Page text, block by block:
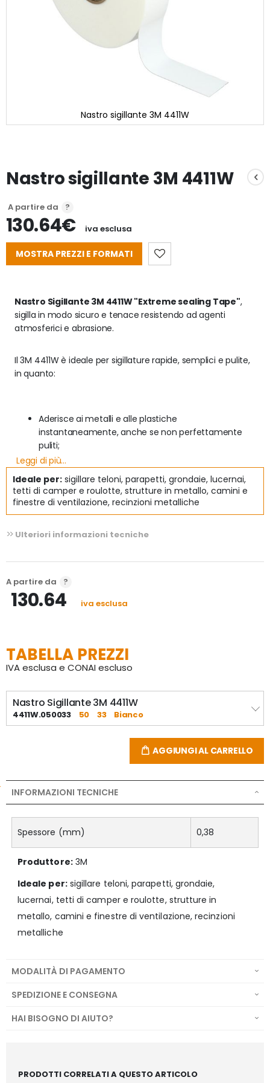
Nastro sigillante 3M 4411W
di
immagini
Nastro sigillante 3M 4411W
A partire da
130.64€ iva esclusa
MOSTRA PREZZI E FORMATI
Nastro Sigillante 3M 4411W "Extreme sealing Tape",
sigilla in modo sicuro e tenace resistendo ad agenti
atmosferici e abrasione.
Il 3M 4411W è ideale per sigillature rapide, semplici e pulite,
in quanto:
Aderisce ai metalli e alle plastiche
instantaneamente, anche se non perfettamente
puliti;
e bulloni;
Flessibile: assorbe vibrazioni e sopporta dilatazioni
perfetti.
Verniciabile
Leggi di più...
Ideale per: sigillare teloni, parapetti, grondaie, lucernai,
tetti di camper e roulotte, strutture in metallo, camini e
finestre di ventilazione, recinzioni metalliche
Ulteriori informazioni tecniche
A partire da
130.64 iva esclusa
TABELLA PREZZI
IVA esclusa e CONAI escluso
Nastro Sigillante 3M 4411W
4411W.050033 50 33 Bianco
AGGIUNGI AL CARRELLO
INFORMAZIONI TECNICHE
Spessore (mm) 0,38
Produttore:3M
Ideale per:sigillare teloni, parapetti, grondaie,
lucernai, tetti di camper e roulotte, strutture in
metallo, camini e finestre di ventilazione, recinzioni
metalliche
MODALITÀ DI PAGAMENTO
SPEDIZIONE E CONSEGNA
HAI BISOGNO DI AIUTO?
PRODOTTI CORRELATI A QUESTO ARTICOLO